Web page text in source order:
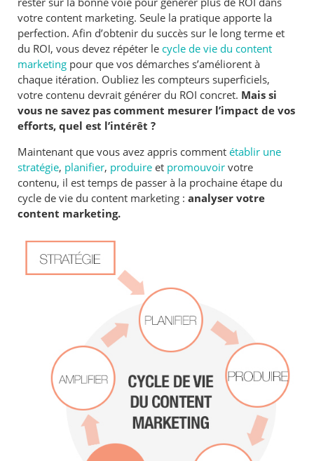
votre content marketing. Seule la pratique apporte la
perfection. Afin d’obtenir du succès sur le long terme et
du ROI, vous devez répéter le cycle de vie du content
marketing pour que vos démarches s’améliorent à
chaque itération. Oubliez les compteurs superficiels,
votre contenu devrait générer du ROI concret. Mais si
vous ne savez pas comment mesurer l’impact de vos
efforts, quel est l’intérêt ?
Maintenant que vous avez appris commentétablir une
stratégie, planifier, produire et promouvoir votre
contenu, il est temps de passer à la prochaine étape du
cycle de vie du content marketing :analyser votre
content marketing.